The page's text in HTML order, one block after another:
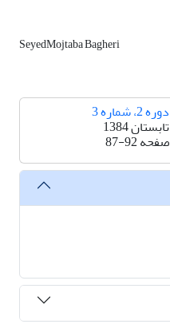
SeyedMojtaba Bagheri
دوره 2، شماره 3
تابستان 1384
صفحه87-92